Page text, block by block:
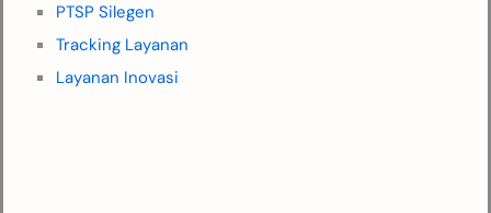
PTSP Silegen
Tracking Layanan
Layanan Inovasi